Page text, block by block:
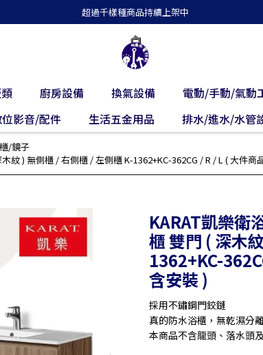
超過千樣種商品持續上架中
廚房設備 換氣設備 電動/手動/氣動
影音/配件 生活五金用品 排水/進水/水管
/鏡子
紋 ) 無側櫃 / 右側櫃 / 左側櫃 K-1362+KC-362CG / R / L ( 大件商
KARAT凱樂衛
櫃 雙門 ( 深木
1362+KC-
含安裝 )
採用不鏽鋼門鉸鏈
真的防水浴櫃，無乾濕分
本商品不含龍頭、落水頭